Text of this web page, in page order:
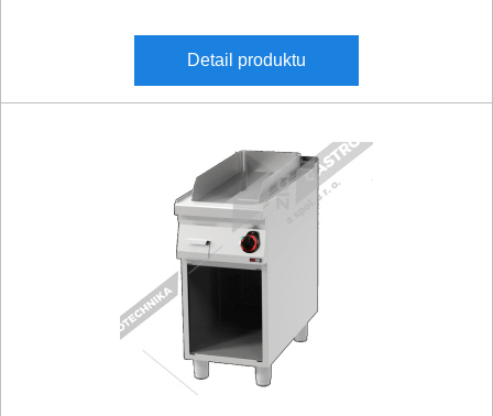
Detail produktu